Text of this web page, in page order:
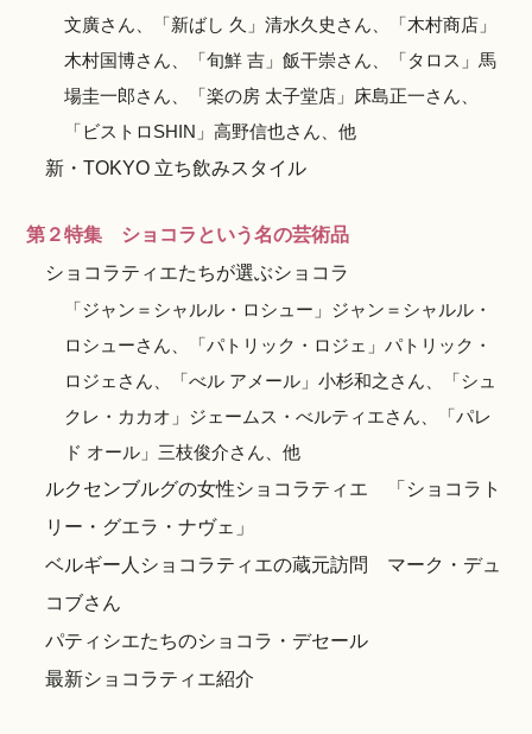
文廣さん、「新ばし 久」清水久史さん、「木村商店」
木村国博さん、「旬鮮 吉」飯干崇さん、「タロス」馬
場圭一郎さん、「楽の房 太子堂店」床島正一さん、
「ビストロSHIN」高野信也さん、他
新・TOKYO 立ち飲みスタイル
第２特集 ショコラという名の芸術品
ショコラティエたちが選ぶショコラ
「ジャン＝シャルル・ロシュー」ジャン＝シャルル・
ロシューさん、「パトリック・ロジェ」パトリック・
ロジェさん、「べル アメール」小杉和之さん、「シュ
クレ・カカオ」ジェームス・べルティエさん、「パレ
ド オール」三枝俊介さん、他
ルクセンブルグの女性ショコラティエ 「ショコラト
リー・グエラ・ナヴェ」
ベルギー人ショコラティエの蔵元訪問 マーク・デュ
コブさん
パティシエたちのショコラ・デセール
最新ショコラティエ紹介